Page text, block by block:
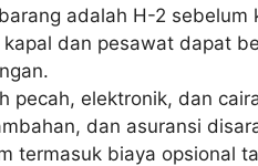
adalah H-2 sebelum
dan pesawat dapat
pecah, elektronik, dan
dan asuransi
termasuk biaya opsional